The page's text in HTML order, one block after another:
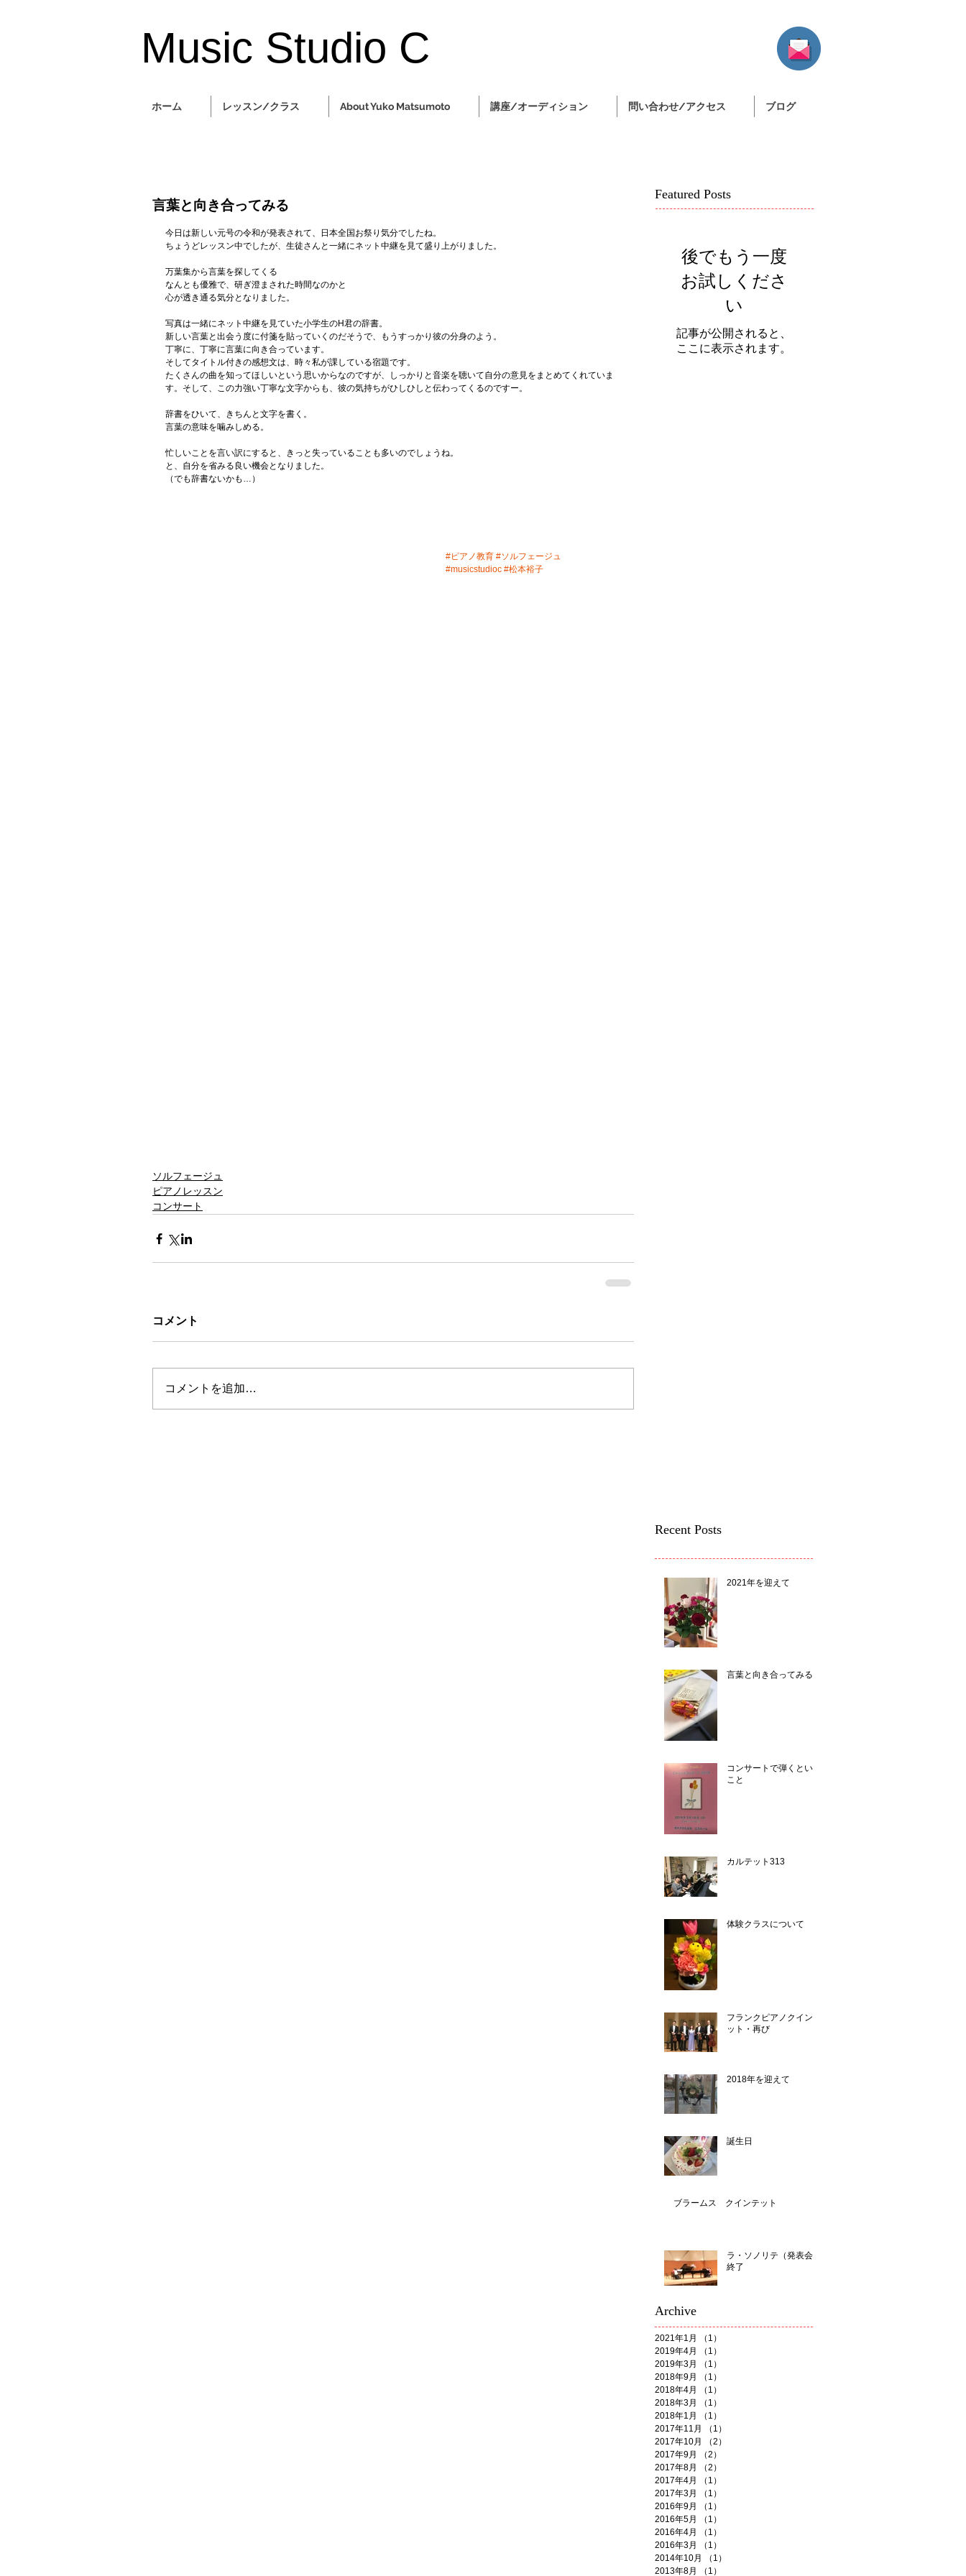
Music​ Studio C
ホーム レッスン/クラス About Yuko Matsumoto 講座/オーディション 問い合わせ/アクセス ブログ
言葉と向き合ってみる
今日は新しい元号の令和が発表されて、日本全国お祭り気分でしたね。
ちょうどレッスン中でしたが、生徒さんと一緒にネット中継を見て盛り上がりました。
万葉集から言葉を探してくる
なんとも優雅で、研ぎ澄まされた時間なのかと
心が透き通る気分となりました。
写真は一緒にネット中継を見ていた小学生のH君の辞書。
新しい言葉と出会う度に付箋を貼っていくのだそうで、もうすっかり彼の分身のよう。
丁寧に、丁寧に言葉に向き合っています。
そしてタイトル付きの感想文は、時々私が課している宿題です。
たくさんの曲を知ってほしいという思いからなのですが、しっかりと音楽を聴いて自分の意見をまとめてくれていま
す。そして、この力強い丁寧な文字からも、彼の気持ちがひしひしと伝わってくるのですー。
辞書をひいて、きちんと文字を書く。
言葉の意味を噛みしめる。
忙しいことを言い訳にすると、きっと失っていることも多いのでしょうね。
と、自分を省みる良い機会となりました。
（でも辞書ないかも…）
#ピアノ教育 #ソルフェージュ
#musicstudioc #松本裕子
ソルフェージュ
ピアノレッスン
コンサート
コメント
コメントを追加…
Featured Posts
後でもう一度
お試しくださ
い
記事が公開されると、
ここに表示されます。
Recent Posts
2021年を迎えて
言葉と向き合ってみる
コンサートで弾くという
こと
カルテット313
体験クラスについて
フランクピアノクインテ
ット・再び
2018年を迎えて
誕生日
ブラームス クインテット
ラ・ソノリテ（発表会）
終了
Archive
2021年1月 （1）
2019年4月
（1）
2019年3月
（1）
2018年9月
（1）
2018年4月
（1）
2018年3月
（1）
2018年1月
（1）
2017年11月
（1）
2017年10月
（2）
2017年9月
（2）
2017年8月
（2）
2017年4月
（1）
2017年3月
（1）
2016年9月
（1）
2016年5月
（1）
2016年4月
（1）
2016年3月
（1）
2014年10月
（1）
2013年8月
（1）